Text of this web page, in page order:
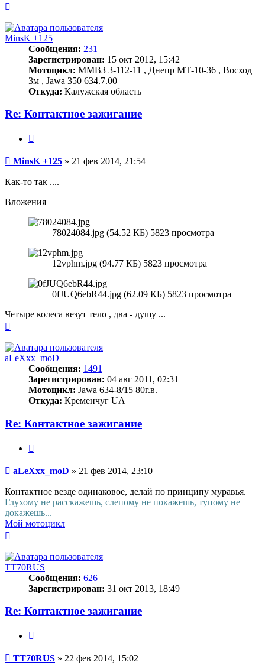
началу
MinsK +125
Сообщения: 231
Зарегистрирован: 15 окт 2012, 15:42
Мотоцикл: ММВЗ 3-112-11 , Днепр МТ-10-36 , Восход
3м , Jawa 350 634.7.00
Откуда: Калужская область
Re: Контактное зажигание
Сообщение
MinsK +125 » 21 фев 2014, 21:54
Как-то так ....
Вложения
78024084.jpg (54.52 КБ) 5823 просмотра
12vphm.jpg (94.77 КБ) 5823 просмотра
0fJUQ6ebR44.jpg (62.09 КБ) 5823 просмотра
Четыре колеса везут тело , два - душу ...
началу
aLeXxx_moD
Сообщения: 1491
Зарегистрирован: 04 авг 2011, 02:31
Мотоцикл: Jawa 634-8/15 80г.в.
Откуда: Кременчуг UA
Re: Контактное зажигание
Сообщение
aLeXxx_moD » 21 фев 2014, 23:10
Контактное везде одинаковое, делай по принципу муравья.
Глухому не расскажешь, слепому не покажешь, тупому не
докажешь...
Мой мотоцикл
началу
TT70RUS
Сообщения: 626
Зарегистрирован: 31 окт 2013, 18:49
Re: Контактное зажигание
Сообщение
TT70RUS » 22 фев 2014, 15:02